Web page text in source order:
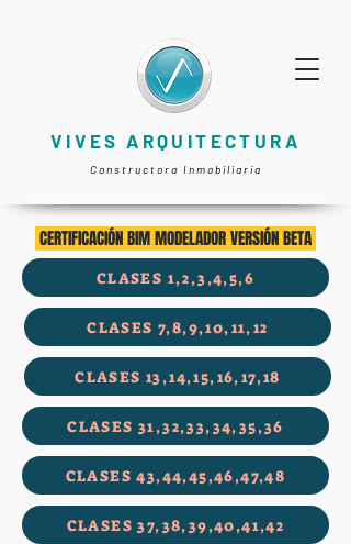
VIVES ARQUITECTURA
Constructora Inmobiliaria
CERTIFICACIÓN BIM MODELADOR VERSIÓN BETA
CLASES 1,2,3,4,5,6
CLASES 7,8,9,10,11,12
CLASES 13,14,15,16,17,18
CLASES 31,32,33,34,35,36
CLASES 43,44,45,46,47,48
CLASES 37,38,39,40,41,42